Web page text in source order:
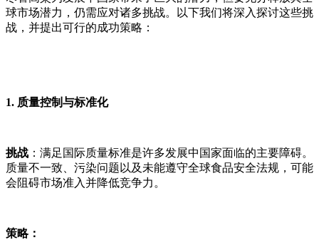
球市场潜力，仍需应对诸多挑战。以下我们将深入探讨这些挑
战，并提出可行的成功策略：
1. 质量控制与标准化
挑战 ：满足国际质量标准是许多发展中国家面临的主要障碍。
质量不一致、污染问题以及未能遵守全球食品安全法规，可能
会阻碍市场准入并降低竞争力。
策略：